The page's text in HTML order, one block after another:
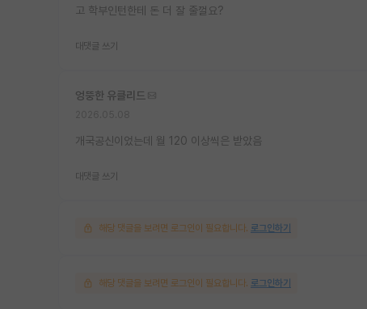
고 학부인턴한테 돈 더 잘 줄껄요?
대댓글 쓰기
엉뚱한 유클리드
개국공신이었는데 월 120 이상씩은 받았음
대댓글 쓰기
해당 댓글을 보려면 로그인이 필요합니다. 로그인하기
해당 댓글을 보려면 로그인이 필요합니다. 로그인하기